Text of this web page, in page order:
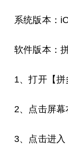
系统版本：
软件版本：
1、打开【拼
2、点击屏幕
3、点击进入